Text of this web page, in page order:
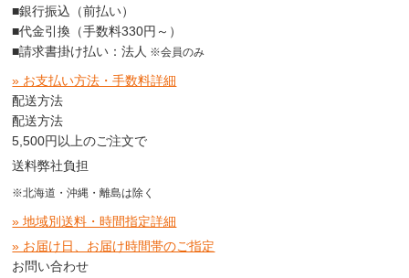
■銀行振込（前払い）
■代金引換（手数料330円～）
■請求書掛け払い：法人 ※会員のみ
» お支払い方法・手数料詳細
配送方法
配送方法
5,500円以上のご注文で
送料弊社負担
※北海道・沖縄・離島は除く
» 地域別送料・時間指定詳細
» お届け日、お届け時間帯のご指定
お問い合わせ